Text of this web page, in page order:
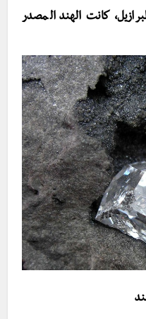
في البرازيل، كانت الهند المصدر